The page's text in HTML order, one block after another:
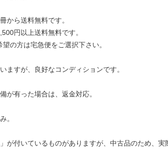
から送料無料です。
円以上送料無料です。
の方は宅急便をご選択下さい。
ますが、良好なコンディションです。
が有った場合は、返金対応。
。
が付いているものがありますが、中古品のため、実